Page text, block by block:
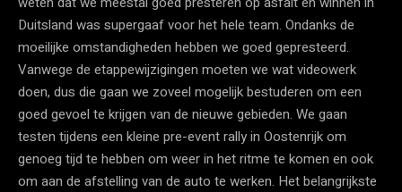
Duitsland was supergaaf voor het hele team. Ondanks de
moeilijke omstandigheden hebben we goed gepresteerd.
Vanwege de etappewijzigingen moeten we wat videowerk
doen, dus die gaan we zoveel mogelijk bestuderen om een
goed gevoel te krijgen van de nieuwe gebieden. We gaan
testen tijdens een kleine pre-event rally in Oostenrijk om
genoeg tijd te hebben om weer in het ritme te komen en ook
om aan de afstelling van de auto te werken. Het belangrijkste